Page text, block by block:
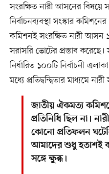
সংরক্ষিত নারী আসনের বিষয়ে
নির্বাচনব্যবস্থা সংস্কার
কমিশনই সংরক্ষিত নারী আসন
সরাসরি ভোটের প্রস্তাব
নির্ধারিত ১০০টি নির্বাচনী
মধ্যে প্রতিদ্বন্দ্বিতার মাধ্যমে
জাতীয় ঐকমত্য
প্রতিনিধি ছিল না।
কোনো প্রতিফলন
আমাদের শুধু হতাশই
সঙ্গে ক্ষুব্ধ।